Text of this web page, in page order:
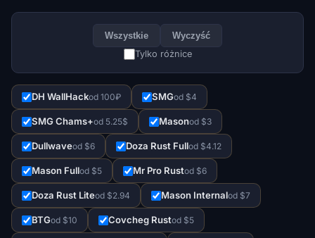
Wszystkie
Wyczyść
Tylko różnice
DH WallHackod 100₽ SMGod $4
SMG Chams+od 5.25$ Masonod $3
Dullwaveod $6 Doza Rust Fullod $4.12
Mason Fullod $5 Mr Pro Rustod $6
Doza Rust Liteod $2.94 Mason Internalod $7
BTGod $10 Covcheg Rustod $5